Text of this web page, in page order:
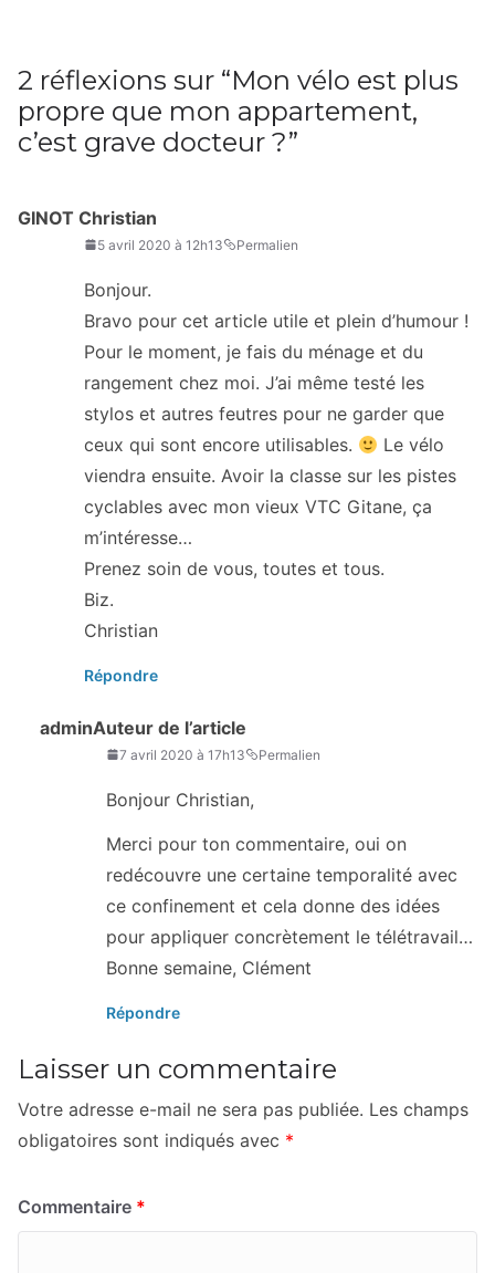
2 réflexions sur “Mon vélo est plus
propre que mon appartement,
c’est grave docteur ?”
GINOT Christian
5 avril 2020 à 12h13 Permalien
Bonjour.
Bravo pour cet article utile et plein d’humour !
Pour le moment, je fais du ménage et du
rangement chez moi. J’ai même testé les
stylos et autres feutres pour ne garder que
ceux qui sont encore utilisables.
Le vélo
viendra ensuite. Avoir la classe sur les pistes
cyclables avec mon vieux VTC Gitane, ça
m’intéresse…
Prenez soin de vous, toutes et tous.
Biz.
Christian
Répondre
adminAuteur de l’article
7 avril 2020 à 17h13 Permalien
Bonjour Christian,
Merci pour ton commentaire, oui on
redécouvre une certaine temporalité avec
ce confinement et cela donne des idées
pour appliquer concrètement le télétravail…
Bonne semaine, Clément
Répondre
Laisser un commentaire
Votre adresse e-mail ne sera pas publiée. Les champs
obligatoires sont indiqués avec *
Commentaire *